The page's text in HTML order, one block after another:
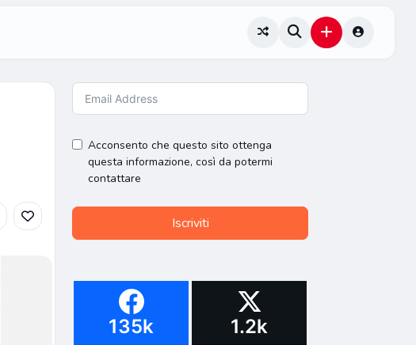
Acconsento che questo sito ottenga
questa informazione, così da potermi
contattare
Iscriviti
135k 1.2k